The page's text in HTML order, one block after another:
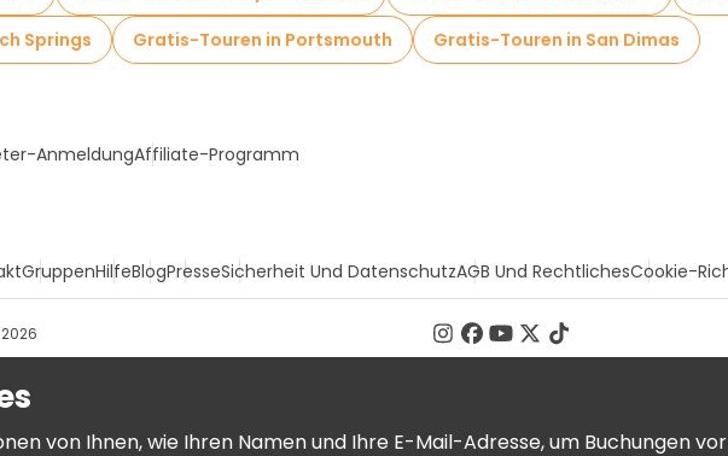
Springs
Gratis-Touren in Portsmouth Gratis-Touren in San Dimas
AnmeldungAffiliate-Programm
GruppenHilfeBlogPresseSicherheit Und DatenschutzAGB Und RechtlichesCookie-
von Ihnen, wie Ihren Namen und Ihre E-Mail-Adresse, um Buchungen